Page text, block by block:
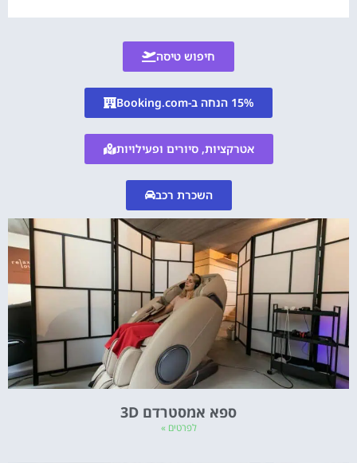
חיפוש טיסה
15% הנחה ב-Booking.com
אטרקציות, סיורים ופעילויות
השכרת רכב
ספא אמסטרדם 3D
לפרטים »